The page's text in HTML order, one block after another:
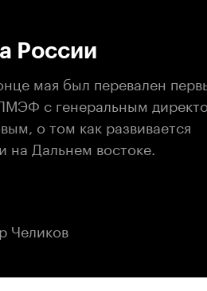
России
мая был перевален
с генеральным
о том как развивается
на Дальнем востоке.
Челиков